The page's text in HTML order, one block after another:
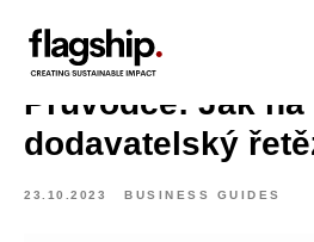
Průvodce: Jak
dodavatelský
23.10.2023 BUSINESS GUIDES